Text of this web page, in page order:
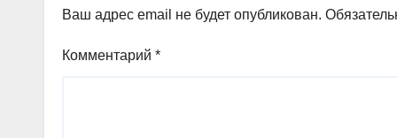
Ваш адрес email не будет опубликован.
Комментарий *